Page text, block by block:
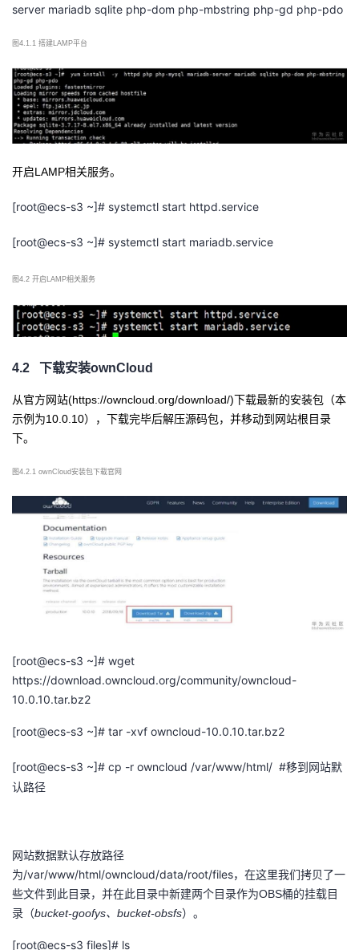
server mariadb sqlite php-dom php-mbstring php-gd php-pdo
图 4.1.1 搭建LAMP平台
开启LAMP相关服务。
[root@ecs-s3 ~]# systemctl start httpd.service
[root@ecs-s3 ~]# systemctl start mariadb.service
图 4.2 开启LAMP相关服务
4.2 下载安装ownCloud
从官方网站(https://owncloud.org/download/)下载最新的安装包（本
示例为10.0.10），下载完毕后解压源码包，并移动到网站根目录
下。
图 4.2.1 ownCloud安装包下载官网
[root@ecs-s3 ~]# wget
https://download.owncloud.org/community/owncloud-
10.0.10.tar.bz2
[root@ecs-s3 ~]# tar -xvf owncloud-10.0.10.tar.bz2
[root@ecs-s3 ~]# cp -r owncloud /var/www/html/ #移到网站默
认路径
网站数据默认存放路径
为/var/www/html/owncloud/data/root/files，在这里我们拷贝了一
些文件到此目录，并在此目录中新建两个目录作为OBS桶的挂载目
录（bucket-goofys、bucket-obsfs）。
[root@ecs-s3 files]# ls